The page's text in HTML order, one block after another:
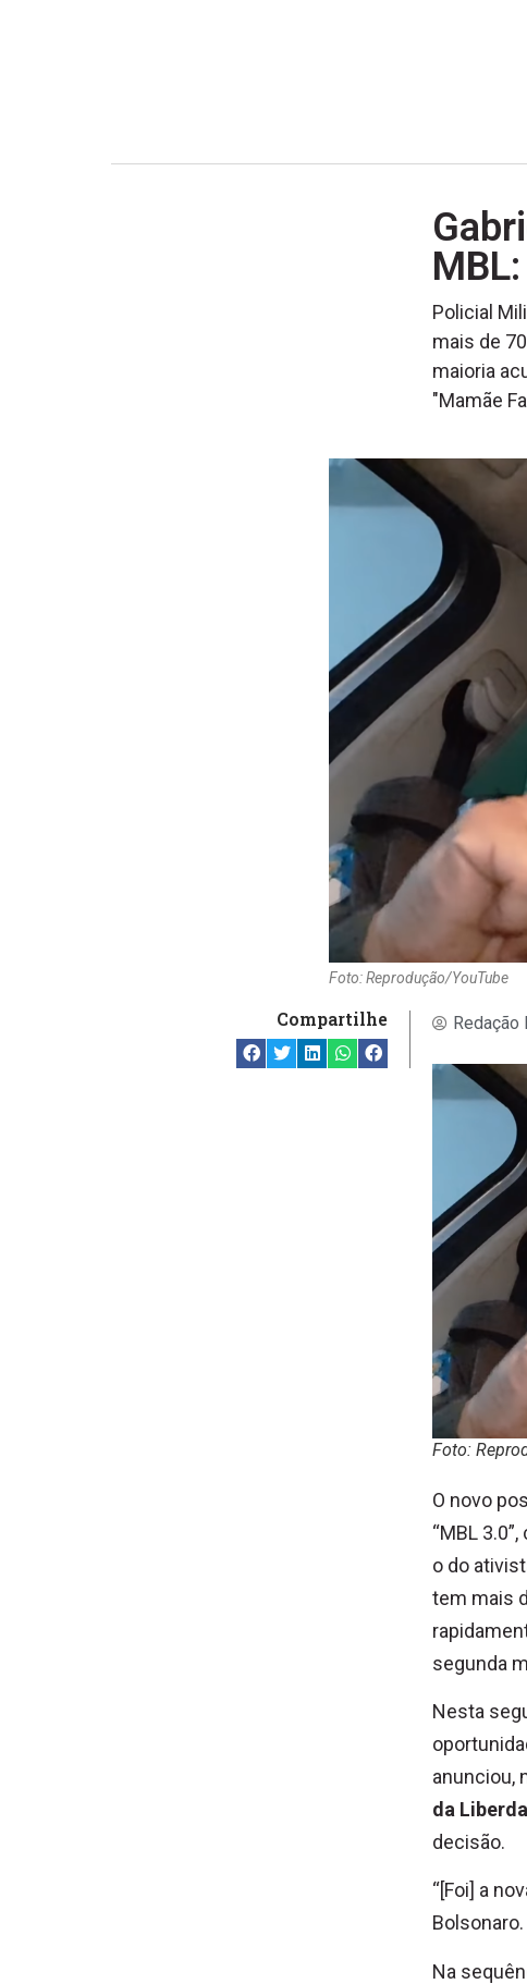
Policial
mais de
maioria
"Mamãe
Foto: Reprodução/YouTube
Compartilhe Redação
Foto:
O novo
“MBL
o do
tem mais
segunda
Nesta
anunciou,
da
decisão.
“[Foi] a
Na